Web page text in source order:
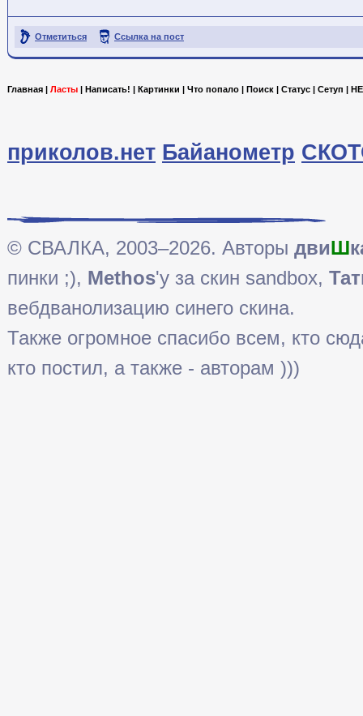
Отметиться Ссылка на пост
Главная | Ласты | Написать! | Картинки | Что попало | Поиск | Статус | Сетуп |
приколов.нет Байанометр
© СВАЛКА, 2003–2026. Авторы двиШ
пинки ;), Methos'у за скин sandbox,
вебдванолизацию синего скина.
Также огромное спасибо всем, кто
кто постил, а также - авторам )))